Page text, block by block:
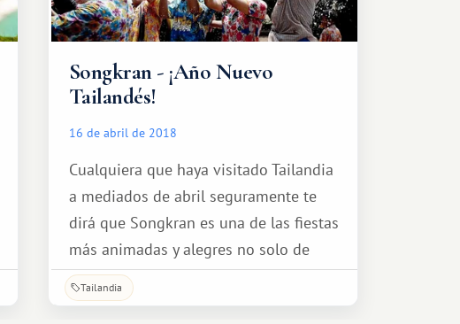
Songkran - ¡Año Nuevo
Tailandés!
16 de abril de 2018
Cualquiera que haya visitado Tailandia
a mediados de abril seguramente te
dirá que Songkran es una de las fiestas
más animadas y alegres no solo de
Tailandia, ¡sino del mundo!
Tailandia